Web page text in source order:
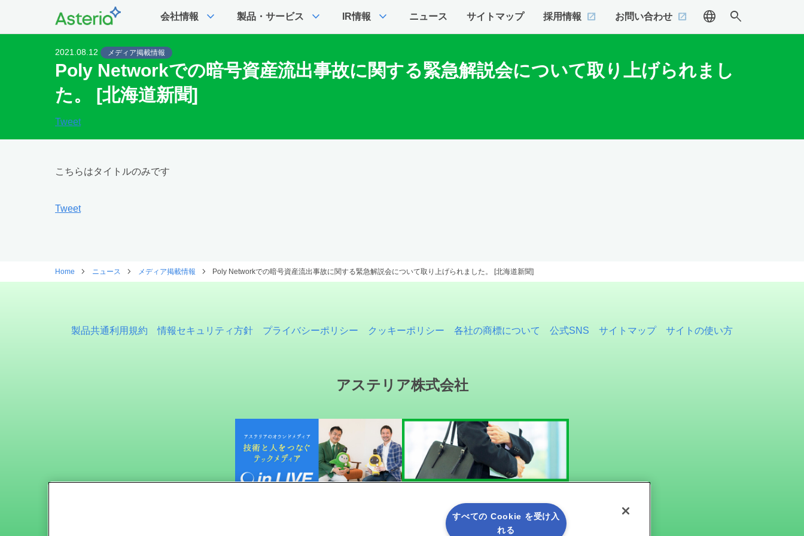
会社情報 expand_more 製品・サービス expand_more IR情報 expand_more ニュース サイトマップ 採用情報 お問い合わせ language search
2021.08.12 メディア掲載情報
Poly Networkでの暗号資産流出事故に関する緊急解説会について取り上げられまし
た。 [北海道新聞]
Tweet
こちらはタイトルのみです
Tweet
Home ニュース メディア掲載情報 Poly Networkでの暗号資産流出事故に関する緊急解説会について取り上げられました。 [北海道新聞]
製品共通利用規約 情報セキュリティ方針 プライバシーポリシー クッキーポリシー 各社の商標について 公式SNS サイトマップ サイトの使い方
アステリア株式会社
すべての Cookie を受け入
れる